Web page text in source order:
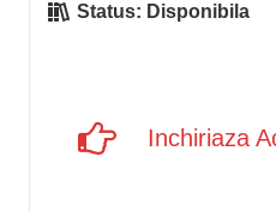
Status: Disponibila
Inchiriaza